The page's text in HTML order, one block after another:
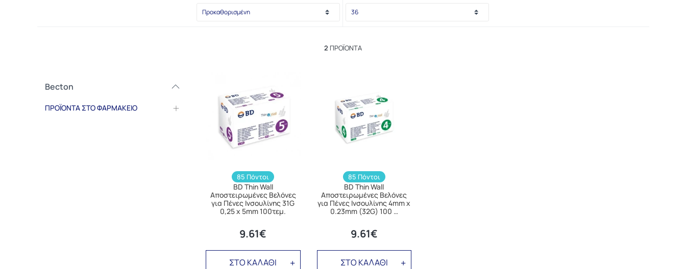
2 ΠΡΟΪΌΝΤΑ
Becton
ΠΡΟΪΟΝΤΑ ΣΤΟ ΦΑΡΜΑΚΕΙΟ
85 Πόντοι
BD Thin Wall
Αποστειρωμένες Βελόνες
για Πένες Ινσουλίνης 31G
0,25 x 5mm 100τεμ.
9.61€
ΣΤΟ ΚΑΛΑΘΙ
85 Πόντοι
BD Thin Wall
Αποστειρωμένες Βελόνες
για Πένες Ινσουλίνης 4mm x
0.23mm (32G) 100 …
9.61€
ΣΤΟ ΚΑΛΑΘΙ